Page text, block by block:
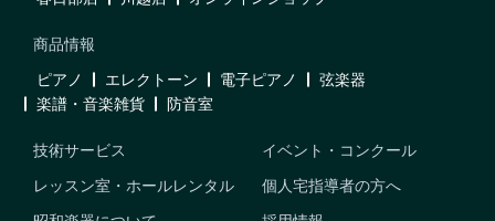
商品情報
ピアノ
エレクトーン 電子ピアノ
弦楽器
楽譜・音楽雑貨
防音室
技術サービス
イベント・コンクール
レッスン室・ホールレンタル
個人宅指導者の方へ